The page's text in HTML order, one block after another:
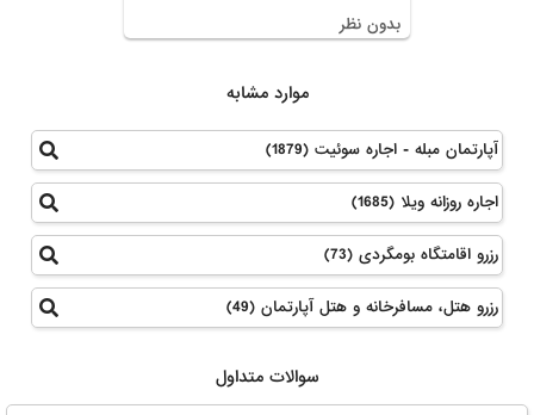
بدون نظر
موارد مشابه
آپارتمان مبله - اجاره سوئیت (1879)
اجاره روزانه ویلا (1685)
رزرو اقامتگاه بومگردی (73)
رزرو هتل، مسافرخانه و هتل آپارتمان (49)
سوالات متداول